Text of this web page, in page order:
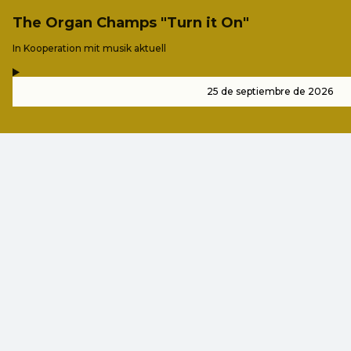
The Organ Champs "Turn it On"
-
In Kooperation mit musik aktuell
25 de septiembre de 2026